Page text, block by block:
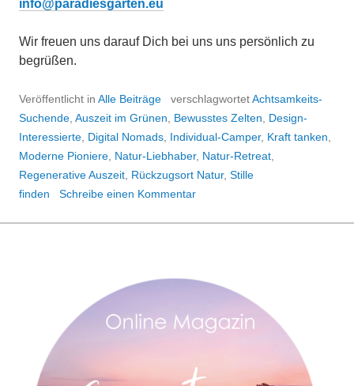
info@paradiesgarten.eu
Wir freuen uns darauf Dich bei uns uns persönlich zu
begrüßen.
Veröffentlicht in Alle Beiträge verschlagwortetAchtsamkeits-
Suchende Auszeit im Grünen Bewusstes Zelten
Design-
Interessierte Digital Nomads Individual-Camper, Kraft tanken
Moderne Pioniere Natur-Liebhaber, Natur-Retreat
Regenerative Auszeit Rückzugsort Natur, Stille
finden
Schreibe einen Kommentar